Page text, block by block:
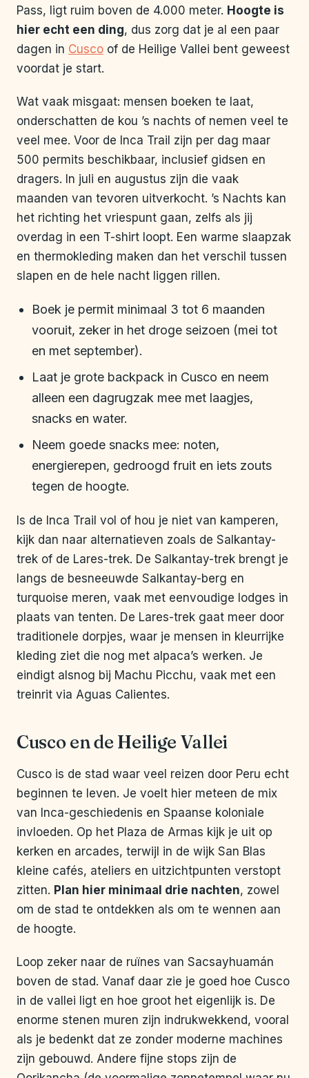
Pass, ligt ruim boven de 4.000 meter. Hoogte is
hier echt een ding, dus zorg dat je al een paar
dagen in Cusco of de Heilige Vallei bent geweest
voordat je start.
Wat vaak misgaat: mensen boeken te laat,
onderschatten de kou ’s nachts of nemen veel te
veel mee. Voor de Inca Trail zijn per dag maar
500 permits beschikbaar, inclusief gidsen en
dragers. In juli en augustus zijn die vaak
maanden van tevoren uitverkocht. ’s Nachts kan
het richting het vriespunt gaan, zelfs als jij
overdag in een T-shirt loopt. Een warme slaapzak
en thermokleding maken dan het verschil tussen
slapen en de hele nacht liggen rillen.
Boek je permit minimaal 3 tot 6 maanden
vooruit, zeker in het droge seizoen (mei tot
en met september).
Laat je grote backpack in Cusco en neem
alleen een dagrugzak mee met laagjes,
snacks en water.
Neem goede snacks mee: noten,
energierepen, gedroogd fruit en iets zouts
tegen de hoogte.
Is de Inca Trail vol of hou je niet van kamperen,
kijk dan naar alternatieven zoals de Salkantay-
trek of de Lares-trek. De Salkantay-trek brengt je
langs de besneeuwde Salkantay-berg en
turquoise meren, vaak met eenvoudige lodges in
plaats van tenten. De Lares-trek gaat meer door
traditionele dorpjes, waar je mensen in kleurrijke
kleding ziet die nog met alpaca’s werken. Je
eindigt alsnog bij Machu Picchu, vaak met een
treinrit via Aguas Calientes.
Cusco en de Heilige Vallei
Cusco is de stad waar veel reizen door Peru echt
beginnen te leven. Je voelt hier meteen de mix
van Inca-geschiedenis en Spaanse koloniale
invloeden. Op het Plaza de Armas kijk je uit op
kerken en arcades, terwijl in de wijk San Blas
kleine cafés, ateliers en uitzichtpunten verstopt
zitten. Plan hier minimaal drie nachten, zowel
om de stad te ontdekken als om te wennen aan
de hoogte.
Loop zeker naar de ruïnes van Sacsayhuamán
boven de stad. Vanaf daar zie je goed hoe Cusco
in de vallei ligt en hoe groot het eigenlijk is. De
enorme stenen muren zijn indrukwekkend, vooral
als je bedenkt dat ze zonder moderne machines
zijn gebouwd. Andere fijne stops zijn de